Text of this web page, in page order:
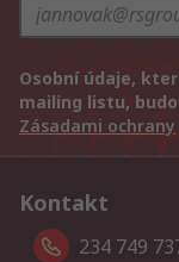
Osobní údaje,
mailing listu,
Zásadami ochrany
Kontakt
234 749